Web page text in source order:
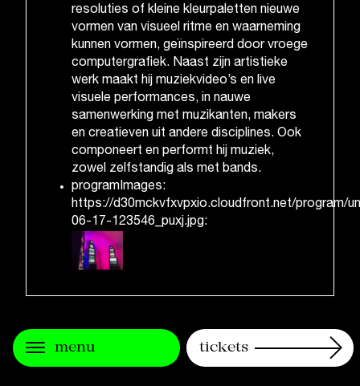
resoluties of kleine kleurpaletten nieuwe
vormen van visueel ritme en waarneming
kunnen vormen, geïnspireerd door vroege
computergrafiek. Naast zijn artistieke
werk maakt hij muziekvideo’s en live
visuele performances, in nauwe
samenwerking met muzikanten, makers
en creatieven uit andere disciplines. Ook
componeert en performt hij muziek,
zowel zelfstandig als met bands.
programImages:
https://d30mckvfxvpxio.cloudfront.net/program/
06-17-123546_puxj.jpg:
menu tickets